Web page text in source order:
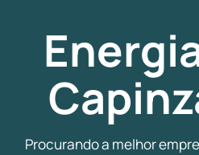
Procurando a melhor